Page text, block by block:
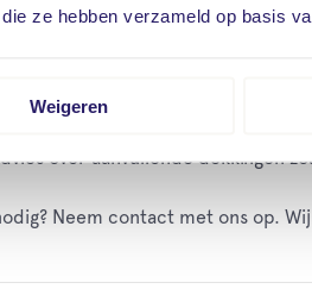
ze hebben verzameld op basis
Weigeren
aan de
voor Bedrijven (AVB)
contact met ons op voor de
over aanvullende dekkingen
Neem contact met ons op.